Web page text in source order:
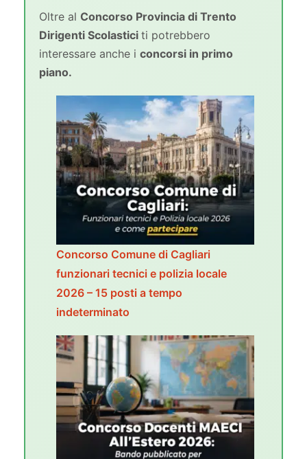
Oltre al Concorso Provincia di Trento
Dirigenti Scolastici ti potrebbero
interessare anche i concorsi in primo
piano.
Concorso Comune di Cagliari
funzionari tecnici e polizia locale
2026 – 15 posti a tempo
indeterminato